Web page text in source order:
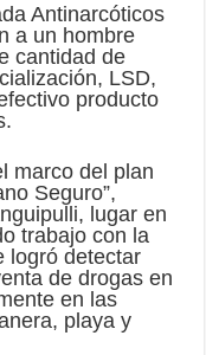
Antinarcóticos
a un hombre
cantidad de
LSD,
producto
marco del plan
Seguro”,
lugar en
trabajo con la
logró detectar
de drogas en
en las
playa y